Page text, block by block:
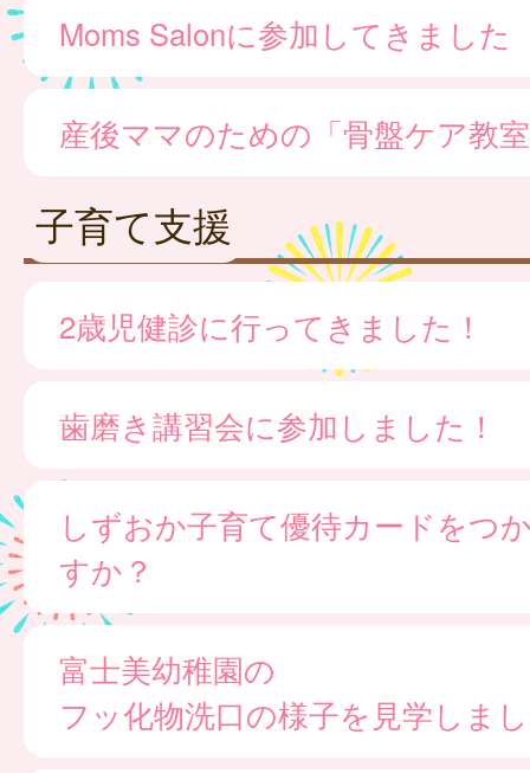
Moms Salonに参加してきました
産後ママのための「骨盤ケア教
子育て支援
2歳児健診に行ってきました！
歯磨き講習会に参加しました！
しずおか子育て優待カードをつ
すか？
富士美幼稚園の
フッ化物洗口の様子を見学しま